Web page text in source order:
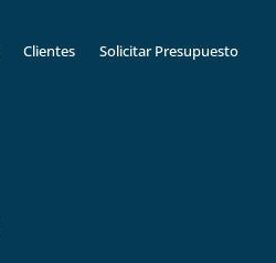
Clientes Solicitar Presupuesto